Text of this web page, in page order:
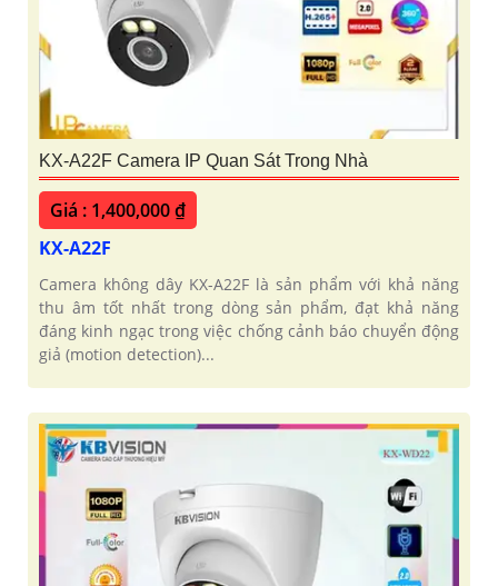
KX-A22F Camera IP Quan Sát Trong Nhà
Giá : 1,400,000 ₫
KX-A22F
Camera không dây KX-A22F là sản phẩm với khả năng
thu âm tốt nhất trong dòng sản phẩm, đạt khả năng
đáng kinh ngạc trong việc chống cảnh báo chuyển động
giả (motion detection)...